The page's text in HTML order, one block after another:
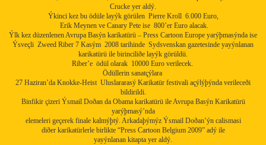
Crucke yer aldý.
Ýkinci kez bu ödüle layýk görülen Pierre Kroll 6.000 Euro,
Erik Meynen ve Canary Pete ise 800’er Euro alacak.
Ýlk kez düzenlenen Avrupa Basýn karikatürü – Press Cartoon Europe yarýþmasýnda ise
Ýsveçli Zweed Riber 7 Kasým 2008 tarihinde Sydsvenskan gazetesinde yayýnlanan
karikatürü ile birinciliðe layýk görüldü.
Riber’e ödül olarak 10000 Euro verilecek.
Ödüllerin sanatçýlara
27 Haziran’da Knokke-Heist Uluslararasý Karikatür festivali açýlýþýnda verileceði
bildirildi.
Binfikir çizeri Ýsmail Doðan da Obama karikatürü ile Avrupa Basýn Karikatürü
yarýþmasý’nda
elemeleri geçerek finale kalmýþtý. Arkadaþýmýz Ýsmail Doðan’ýn calismasi
diðer karikatürlerle birlikte “Press Cartoon Belgium 2009” adý ile
yayýnlanan kitapta yer aldý.